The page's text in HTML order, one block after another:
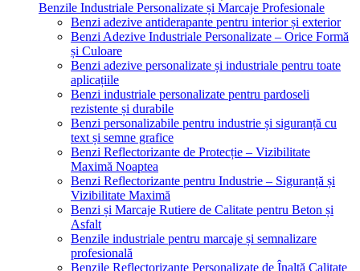
Benzile Industriale Personalizate și Marcaje Profesionale
Benzi adezive antiderapante pentru interior și exterior
Benzi Adezive Industriale Personalizate – Orice Formă
și Culoare
Benzi adezive personalizate și industriale pentru toate
aplicațiile
Benzi industriale personalizate pentru pardoseli
rezistente și durabile
Benzi personalizabile pentru industrie și siguranță cu
text și semne grafice
Benzi Reflectorizante de Protecție – Vizibilitate
Maximă Noaptea
Benzi Reflectorizante pentru Industrie – Siguranță și
Vizibilitate Maximă
Benzi și Marcaje Rutiere de Calitate pentru Beton și
Asfalt
Benzile industriale pentru marcaje și semnalizare
profesională
Benzile Reflectorizante Personalizate de Înaltă Calitate